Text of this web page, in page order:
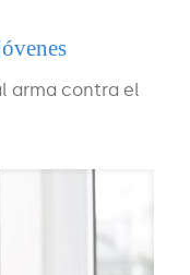
arma contra el